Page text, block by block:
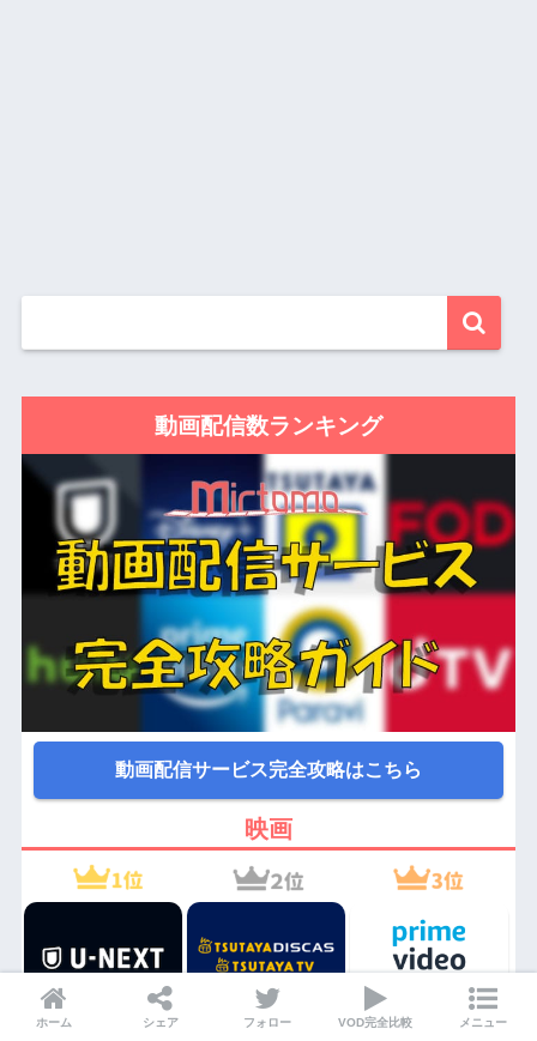
動画配信数ランキング
動画配信サービス完全攻略はこちら
映画
ホーム シェア フォロー VOD完全比較 メニュー